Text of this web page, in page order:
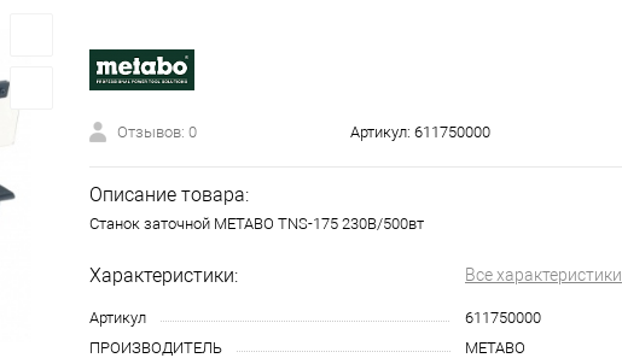
Отзывов: 0 Артикул: 611750000
Описание товара:
Станок заточной METABO TNS-175 230В/500вт
Характеристики: Все характеристики
Артикул
611750000
ПРОИЗВОДИТЕЛЬ
METABO